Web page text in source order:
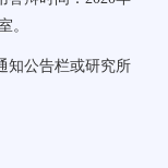
。
知公告栏或研究所